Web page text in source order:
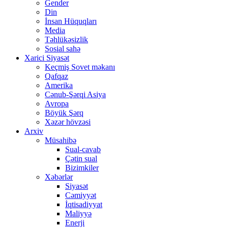
Gender
Din
İnsan Hüquqları
Media
Təhlükəsizlik
Sosial sahə
Xarici Siyasət
Keçmiş Sovet məkanı
Qafqaz
Amerika
Cənub-Şərqi Asiya
Avropa
Böyük Şərq
Xəzər hövzəsi
Arxiv
Müsahibə
Sual-cavab
Çətin sual
Bizimkiler
Xəbərlər
Siyasət
Cəmiyyət
İqtisadiyyat
Maliyyə
Enerji